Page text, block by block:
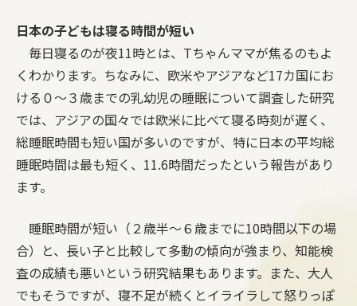
日本の子どもは寝る時間が短い
毎日寝るのが夜11時とは、Tちゃんママが焦るのもよ
くわかります。ちなみに、欧米やアジアなど17カ国にお
ける０〜３歳までの乳幼児の睡眠について調査した研究
では、アジアの国々では欧米に比べて寝る時刻が遅く、
総睡眠時間も短い国が多いのですが、特に日本の平均総
睡眠時間は最も短く、11.6時間だったという報告があり
ます。
睡眠時間が短い（２歳半〜６歳までに10時間以下の場
合）と、長い子と比較して多動の傾向が強まり、知能検
査の成績も悪いという研究結果もあります。また、大人
でもそうですが、寝不足が続くとイライラして怒りっぽ